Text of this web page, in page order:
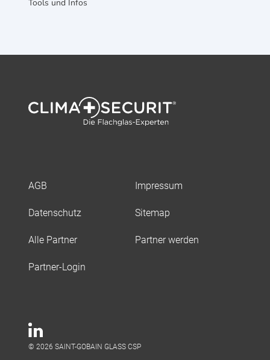
Tools und Infos
AGB Impressum
Datenschutz Sitemap
Alle Partner Partner werden
Partner-Login
© 2026 SAINT-GOBAIN GLASS CSP